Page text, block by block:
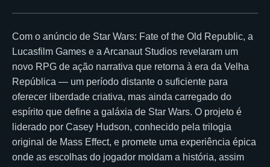
Com o anúncio de Star Wars: Fate of the Old Republic, a
Lucasfilm Games e a Arcanaut Studios revelaram um
novo RPG de ação narrativa que retorna à era da Velha
República — um período distante o suficiente para
oferecer liberdade criativa, mas ainda carregado do
espírito que define a galáxia de Star Wars. O projeto é
liderado por Casey Hudson, conhecido pela trilogia
original de Mass Effect, e promete uma experiência épica
onde as escolhas do jogador moldam a história, assim